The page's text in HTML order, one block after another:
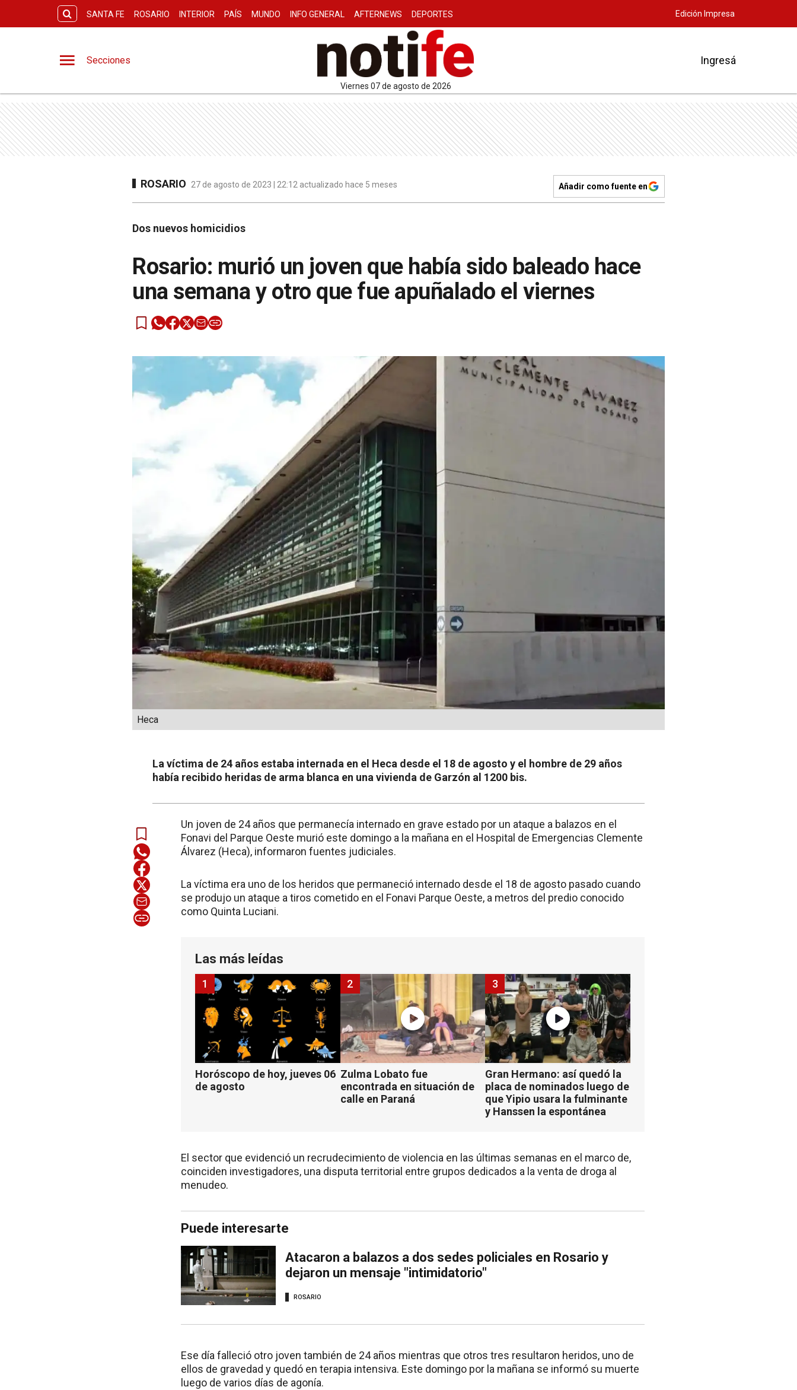
SANTA FE ROSARIO INTERIOR PAÍS MUNDO INFO GENERAL AFTERNEWS DEPORTES Edición Impresa
Secciones
viernes 07 de agosto de 2026
Ingresá
ROSARIO 27 de agosto de 2023 | 22:12 actualizado hace 5 meses Añadir como fuente en
Dos nuevos homicidios
Rosario: murió un joven que había sido baleado hace
una semana y otro que fue apuñalado el viernes
Heca
La víctima de 24 años estaba internada en el Heca desde el 18 de agosto y el hombre de 29 años
había recibido heridas de arma blanca en una vivienda de Garzón al 1200 bis.
Un joven de 24 años que permanecía internado en grave estado por un ataque a balazos en el
Fonavi del Parque Oeste murió este domingo a la mañana en el Hospital de Emergencias Clemente
Álvarez (Heca), informaron fuentes judiciales.
La víctima era uno de los heridos que permaneció internado desde el 18 de agosto pasado cuando
se produjo un ataque a tiros cometido en el Fonavi Parque Oeste, a metros del predio conocido
como Quinta Luciani.
Las más leídas
Horóscopo de hoy, jueves 06
de agosto
1
Zulma Lobato fue
encontrada en situación de
calle en Paraná
2
Gran Hermano: así quedó la
placa de nominados luego de
que Yipio usara la fulminante
y Hanssen la espontánea
3
El sector que evidenció un recrudecimiento de violencia en las últimas semanas en el marco de,
coinciden investigadores, una disputa territorial entre grupos dedicados a la venta de droga al
menudeo.
Puede interesarte
Atacaron a balazos a dos sedes policiales en Rosario y
dejaron un mensaje "intimidatorio"
ROSARIO
Ese día falleció otro joven también de 24 años mientras que otros tres resultaron heridos, uno de
ellos de gravedad y quedó en terapia intensiva. Este domingo por la mañana se informó su muerte
luego de varios días de agonía.